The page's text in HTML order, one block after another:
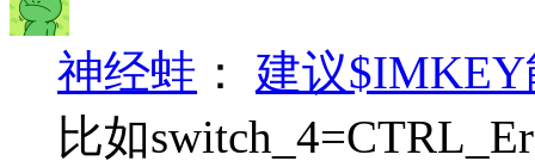
神经蛙 ： 建议
比如